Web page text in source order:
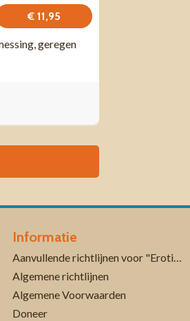
€ 11,95
geregen
Informatie
Aanvullende richtlijnen voor "Erotiek 18+"
Algemene richtlijnen
Algemene Voorwaarden
Doneer